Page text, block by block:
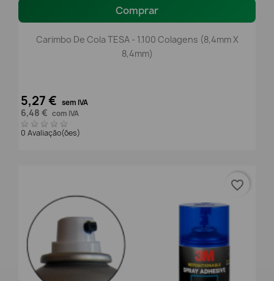
Comprar
Carimbo De Cola TESA - 1.100 Colagens (8,4mm X
8,4mm)
5,27 € sem IVA
6,48 € com IVA
0 Avaliação(ões)
favorite_border